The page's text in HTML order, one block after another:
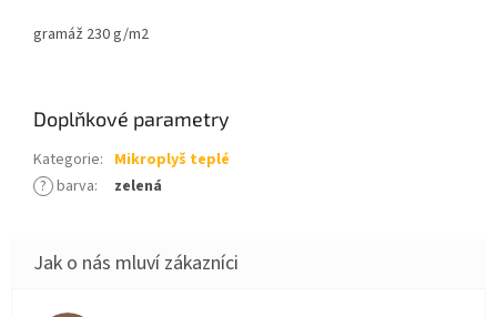
gramáž 230 g/m2
Doplňkové parametry
Kategorie: Mikroplyš teplé
? barva: zelená